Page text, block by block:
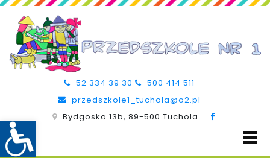
52 334 39 30
500 414 511
przedszkole1_tuchola@o2.pl
Bydgoska 13b, 89-500 Tuchola